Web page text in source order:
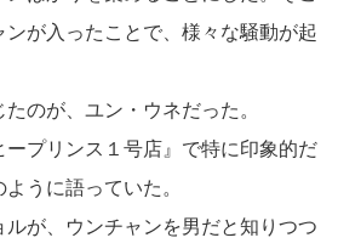
が入ったことで、様々な騒動が起
のが、ユン・ウネだった。
ープリンス１号店』で特に印象的だ
うに語っていた。
ルが、ウンチャンを男だと知りつつ